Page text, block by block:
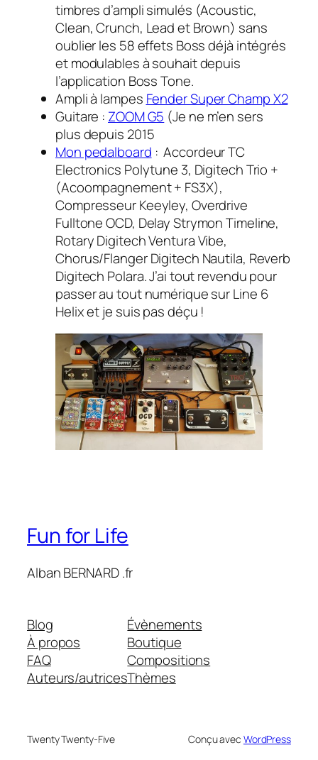
timbres d’ampli simulés (Acoustic,
Clean, Crunch, Lead et Brown) sans
oublier les 58 effets Boss déjà intégrés
et modulables à souhait depuis
l’application Boss Tone.
Ampli à lampes Fender Super Champ X2
Guitare : ZOOM G5 (Je ne m’en sers
plus depuis 2015
Mon pedalboard : Accordeur TC
Electronics Polytune 3, Digitech Trio +
(Acoompagnement + FS3X),
Compresseur Keeyley, Overdrive
Fulltone OCD, Delay Strymon Timeline,
Rotary Digitech Ventura Vibe,
Chorus/Flanger Digitech Nautila, Reverb
Digitech Polara. J’ai tout revendu pour
passer au tout numérique sur Line 6
Helix et je suis pas déçu !
Fun for Life
Alban BERNARD .fr
Blog
À propos
FAQ
Auteurs/autrices
Évènements
Boutique
Compositions
Thèmes
Twenty Twenty-Five Conçu avec WordPress